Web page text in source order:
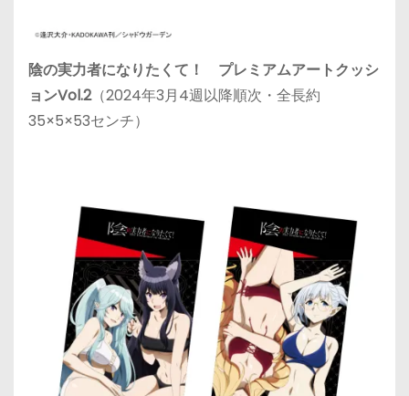
陰の実力者になりたくて！ プレミアムアートクッシ
ョンVol.2（2024年3月4週以降順次・全長約
35×5×53センチ）